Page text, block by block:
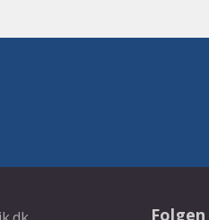
Folgen